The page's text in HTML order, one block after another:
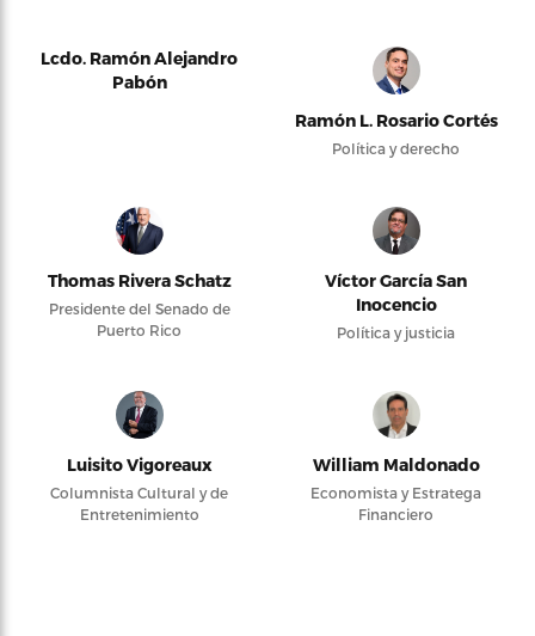
Lcdo. Ramón Alejandro
Pabón
Ramón L. Rosario Cortés
Política y derecho
Thomas Rivera Schatz
Presidente del Senado de
Puerto Rico
Víctor García San
Inocencio
Política y justicia
Luisito Vigoreaux
Columnista Cultural y de
Entretenimiento
William Maldonado
Economista y Estratega
Financiero